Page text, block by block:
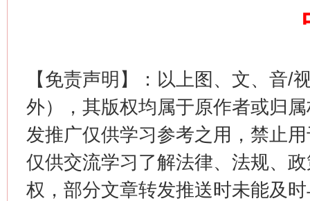
【免责声明】：以上图、文、音/
外），其版权均属于原作者或归
发推广仅供学习参考之用，禁止
仅供交流学习了解法律、法规、
权，部分文章转发推送时未能及
这是一记警钟！ 谢